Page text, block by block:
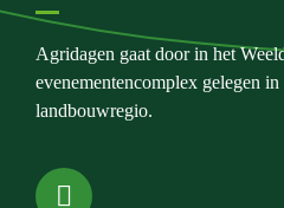
Agridagen gaat door in het
evenementencomplex gelegen
landbouwregio.